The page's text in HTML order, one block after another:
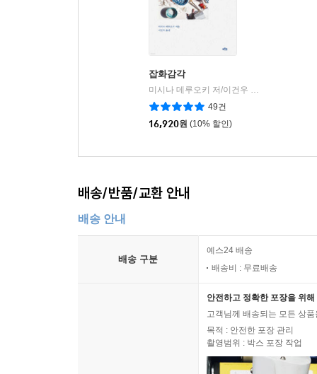
잡화감각
미시나 데루오키 저/이건우 역
49건
16,920원 (10% 할인)
배송/반품/교환 안내
배송 안내
배송 구분
예스24 배송
배송비 : 무료배송
안전하고 정확한 포장을 위
고객님께 배송되는 모든 상
목적 : 안전한 포장 관리
촬영범위 : 박스 포장 작업